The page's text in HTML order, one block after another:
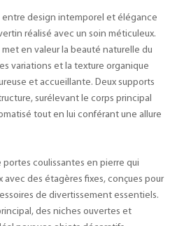
entre design intemporel et élégance
réalisé avec un soin méticuleux.
en valeur la beauté naturelle du
variations et la texture organique
et accueillante. Deux supports
surélevant le corps principal
tout en lui conférant une allure
coulissantes en pierre qui
des étagères fixes, conçues pour
de divertissement essentiels.
des niches ouvertes et